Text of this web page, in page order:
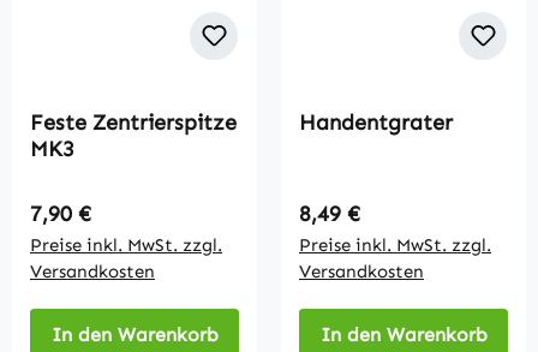
Feste Zentrierspitze
MK3
Regulärer Preis:
7,90 €
Preise inkl. MwSt. zzgl.
Versandkosten
In den Warenkorb
Handentgrater
Regulärer Preis:
8,49 €
Preise inkl. MwSt. zzgl.
Versandkosten
In den Warenkorb